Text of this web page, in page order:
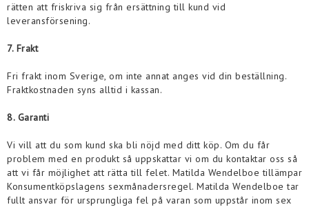
rätten att friskriva sig från ersättning till kund vid
leveransförsening.
7. Frakt
Fri frakt inom Sverige, om inte annat anges vid din beställning.
Fraktkostnaden syns alltid i kassan.
8. Garanti
Vi vill att du som kund ska bli nöjd med ditt köp. Om du får
problem med en produkt så uppskattar vi om du kontaktar oss så
att vi får möjlighet att rätta till felet. Matilda Wendelboe tillämpar
Konsumentköpslagens sexmånadersregel. Matilda Wendelboe tar
fullt ansvar för ursprungliga fel på varan som uppstår inom sex